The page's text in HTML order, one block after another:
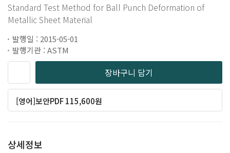
Standard Test Method for Ball Punch Deformation of
Metallic Sheet Material
발행일 : 2015-05-01
발행기관 : ASTM
장바구니 담기
[영어]보안PDF 115,600원
상세정보